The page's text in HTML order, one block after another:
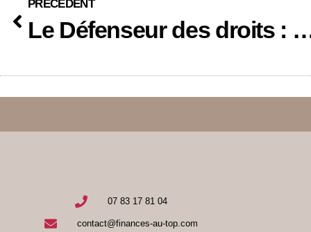
PRÉCÉDENT
Le Défenseur des droits : Un
07 83 17 81 04
contact@finances-au-top.com